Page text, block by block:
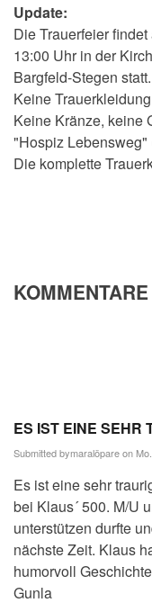
Update:
Die Trauerfeier
13:00 Uhr in der
Bargfeld-Stegen statt.
Keine
Keine Kränze, keine
"Hospiz Lebensweg"
Die komplette
KOMMENTARE
ES IST EINE SEHR
Submitted bymaralöpareon
Es ist eine sehr
bei Klaus´ 500. M/U
unterstützen durfte
nächste Zeit. Klaus
humorvoll
Gunla